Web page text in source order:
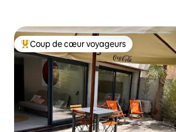
Coups de cœur voyageurs les plus
Coup de cœur voyageurs